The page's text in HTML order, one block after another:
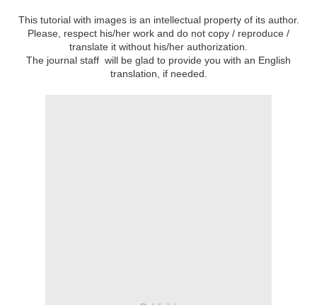
This tutorial with images is an intellectual property of its author.
Please, respect his/her work and do not copy / reproduce /
translate it without his/her authorization.
The journal staff will be glad to provide you with an English
translation, if needed.